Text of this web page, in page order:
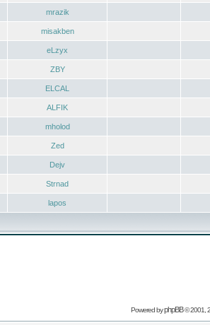
mrazik
misakben
eLzyx
ZBY
ELCAL
ALFIK
mholod
Zed
Dejv
Strnad
lapos
Powered byphpBB© 2001,